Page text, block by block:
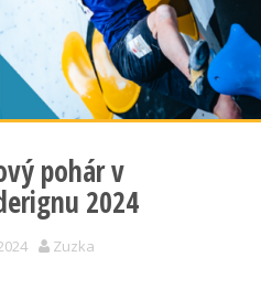
pohár v
2024
Zuzka